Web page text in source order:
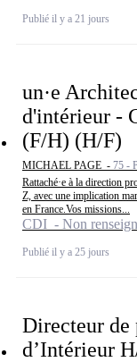
Publié il y a 21 jours
un·e
d'intérieur -
(F/H) (H/F)
MICHAEL PAGE - 75 -
Rattaché·e à la direction
Z, avec une implication
en France.Vos missions...
CDI - Non
Publié il y a 25 jours
Directeur
d’Intérieur